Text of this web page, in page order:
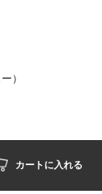
）
カートに入れる